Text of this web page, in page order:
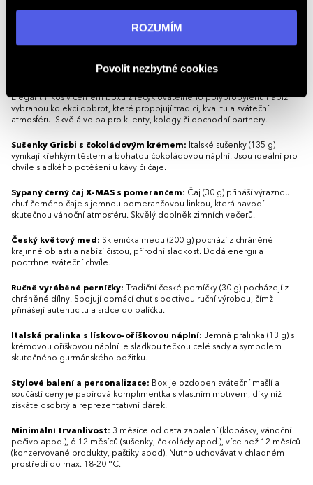
informací navštivte naši stránkuzásadách ochrany
ROZUMÍM
Povolit nezbytné cookies
772,94 - 821,25 Kč
935,26 - 993,71 Kč (s DPH)
283,75 - 324,29 Kč
Elegantní koš v černém boxu z recyklovatelného polypropylenu nabízí
vybranou kolekci dobrot, které propojují tradici, kvalitu a sváteční
atmosféru. Skvělá volba pro klienty, kolegy či obchodní partnery.
Sušenky Grisbi s čokoládovým krémem: Italské sušenky (135 g)
vynikají křehkým těstem a bohatou čokoládovou náplní. Jsou ideální pro
chvíle sladkého potěšení u kávy či čaje.
Sypaný černý čaj X-MAS s pomerančem: Čaj (30 g) přináší výraznou
chuť černého čaje s jemnou pomerančovou linkou, která navodí
skutečnou vánoční atmosféru. Skvělý doplněk zimních večerů.
Český květový med: Sklenička medu (200 g) pochází z chráněné
krajinné oblasti a nabízí čistou, přírodní sladkost. Dodá energii a
podtrhne sváteční chvíle.
Ručně vyráběné perníčky:
Tradiční české perníčky (30 g) pocházejí z
chráněné dílny. Spojují domácí chuť s poctivou ruční výrobou, čímž
přinášejí autenticitu a srdce do balíčku.
Italská pralinka s lískovo-oříškovou náplní: Jemná pralinka (13 g) s
krémovou oříškovou náplní je sladkou tečkou celé sady a symbolem
skutečného gurmánského požitku.
Stylové balení a personalizace: Box je ozdoben sváteční mašlí a
součástí ceny je papírová komplimentka s vlastním motivem, díky níž
získáte osobitý a reprezentativní dárek.
Minimální trvanlivost: 3 měsíce od data zabalení (klobásky, vánoční
pečivo apod.), 6-12 měsíců (sušenky, čokolády apod.), více než 12 měsíců
(konzervované produkty, paštiky apod). Nutno uchovávat v chladném
prostředí do max. 18-20 °C.